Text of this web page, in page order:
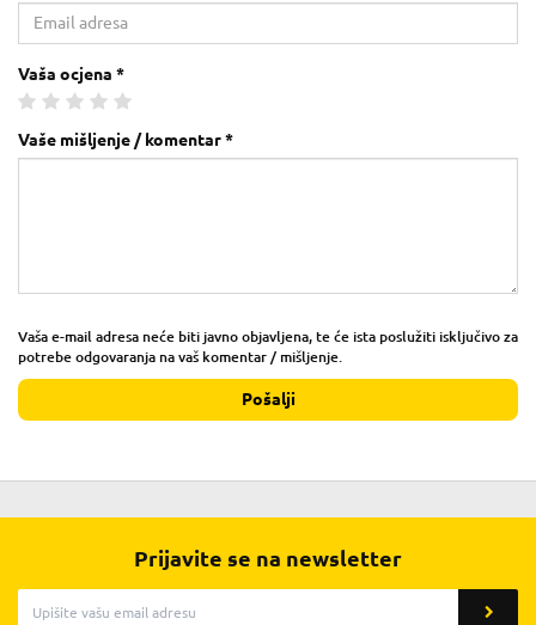
Vaša ocjena *
Vaše mišljenje / komentar *
Vaša e-mail adresa neće biti javno objavljena, te će ista poslužiti isključivo za
potrebe odgovaranja na vaš komentar / mišljenje.
Pošalji
Prijavite se na newsletter